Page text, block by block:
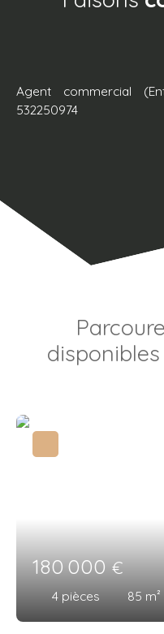
Agent commercial
532250974
180 000€
4 pièces 85 m²